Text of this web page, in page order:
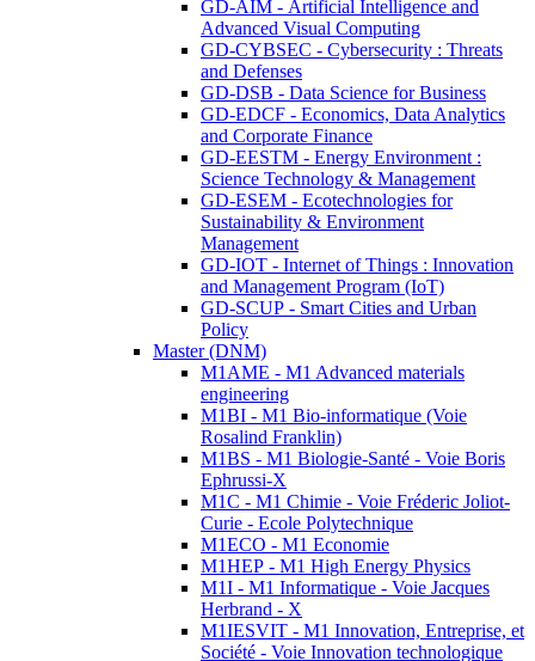
GD-AIM - Artificial Intelligence and
Advanced Visual Computing
GD-CYBSEC - Cybersecurity : Threats
and Defenses
GD-DSB - Data Science for Business
GD-EDCF - Economics, Data Analytics
and Corporate Finance
GD-EESTM - Energy Environment :
Science Technology & Management
GD-ESEM - Ecotechnologies for
Sustainability & Environment
Management
GD-IOT - Internet of Things : Innovation
and Management Program (IoT)
GD-SCUP - Smart Cities and Urban
Policy
Master (DNM)
M1AME - M1 Advanced materials
engineering
M1BI - M1 Bio-informatique (Voie
Rosalind Franklin)
M1BS - M1 Biologie-Santé - Voie Boris
Ephrussi-X
M1C - M1 Chimie - Voie Fréderic Joliot-
Curie - Ecole Polytechnique
M1ECO - M1 Economie
M1HEP - M1 High Energy Physics
M1I - M1 Informatique - Voie Jacques
Herbrand - X
M1IESVIT - M1 Innovation, Entreprise, et
Société - Voie Innovation technologique